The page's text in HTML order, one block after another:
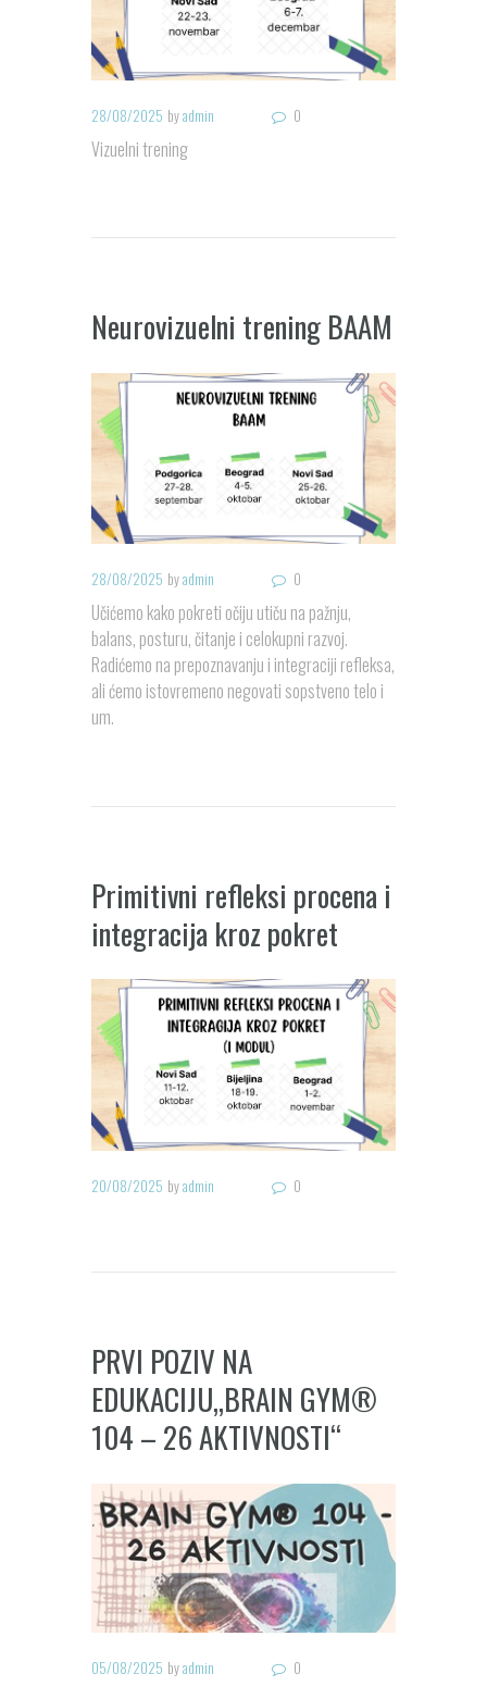
28/08/2025 byadmin 0
Vizuelni trening
Neurovizuelni trening BAAM
28/08/2025 byadmin 0
Učićemo kako pokreti očiju utiču na pažnju,
balans, posturu, čitanje i celokupni razvoj.
Radićemo na prepoznavanju i integraciji refleksa,
ali ćemo istovremeno negovati sopstveno telo i
um.
Primitivni refleksi procena i
integracija kroz pokret
20/08/2025 byadmin 0
PRVI POZIV NA
EDUKACIJU„BRAIN GYM®
104 – 26 AKTIVNOSTI“
05/08/2025 byadmin 0